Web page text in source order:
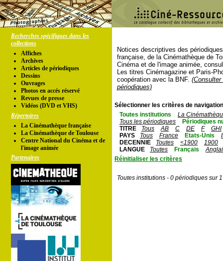
Recherches spécifiques dans les
collections
Affiches
Archives
Articles de périodiques
Dessins
Ouvrages
Photos en accés réservé
Revues de presse
Vidéos (DVD et VHS)
Répertoires
La Cinémathèque française
La Cinémathèque de Toulouse
Centre National du Cinéma et de
l'image animée
Partenaires
Notices descriptives des
française, de la Cinémathèque de
Cinéma et de l'image animée,
Les titres Cinémagazine et Paris-
coopération avec la BNF.
périodiques)
Sélectionner les critères de
Toutes institutions
La
Tous les périodiques
Périodiques
TITRE
Tous AB C DE F
GHI
PAYS
Tous France Etats-Unis
DECENNIE
Toutes <1900
1900
LANGUE
Toutes Français
Réinitialiser les critères
Toutes institutions - 0 périodiques sur